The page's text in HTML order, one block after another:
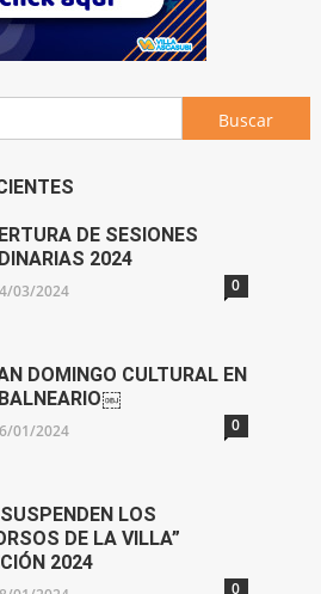
Buscar:
DE SESIONES
2024
03/2024 0
DOMINGO CULTURAL EN
01/2024 0
LOS
DE LA VILLA”
2024
0